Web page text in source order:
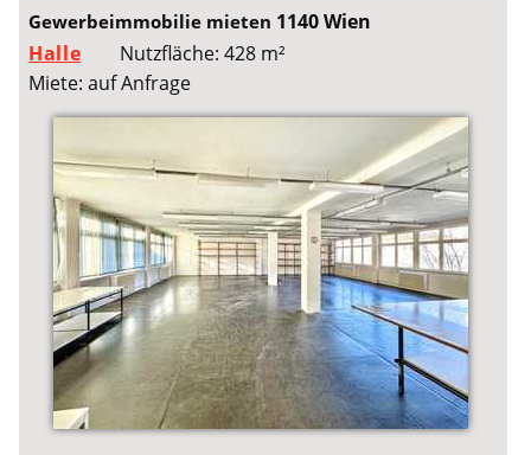
Gewerbeimmobilie mieten 1140 Wien
Halle
Nutzfläche: 428 m²
Miete: auf Anfrage